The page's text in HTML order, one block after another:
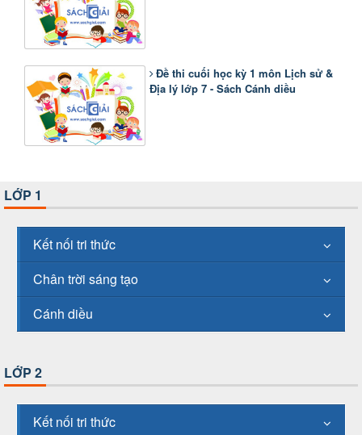
Đề thi cuối học kỳ 1 môn Lịch sử &
Địa lý lớp 7 - Sách Cánh diều
LỚP 1
Kết nối tri thức
Chân trời sáng tạo
Cánh diều
LỚP 2
Kết nối tri thức